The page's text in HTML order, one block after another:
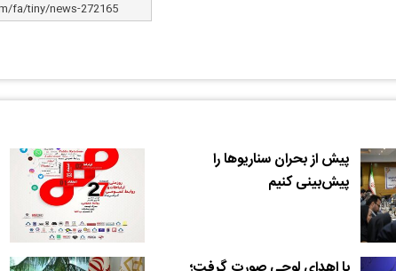
پیش از بحران سناریوها را
پیش‌بینی کنیم